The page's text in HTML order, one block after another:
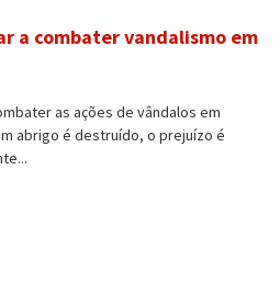
a combater vandalismo em
as ações de vândalos em
abrigo é destruído, o prejuízo é